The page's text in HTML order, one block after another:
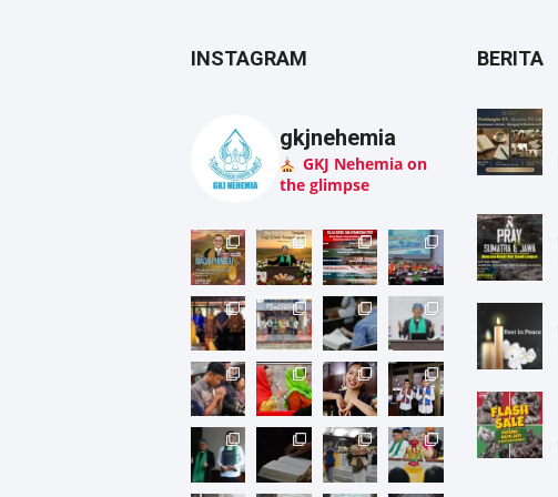
INSTAGRAM
gkjnehemia
GKJ Nehemia on
the glimpse
BERITA